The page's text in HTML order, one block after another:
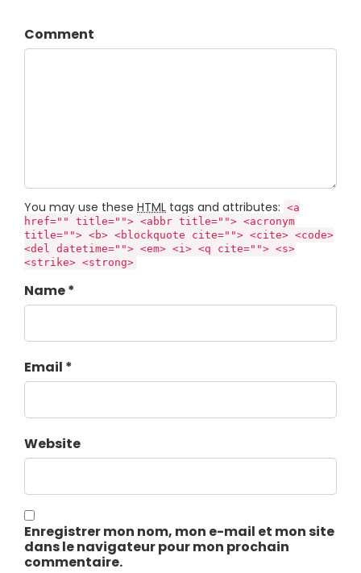
Comment
You may use these HTML tags and attributes: <a
href="" title=""> <abbr title=""> <acronym
title=""> <b> <blockquote cite=""> <cite> <code>
<del datetime=""> <em> <i> <q cite=""> <s>
<strike> <strong>
Name *
Email *
Website
Enregistrer mon nom, mon e-mail et mon site
dans le navigateur pour mon prochain
commentaire.